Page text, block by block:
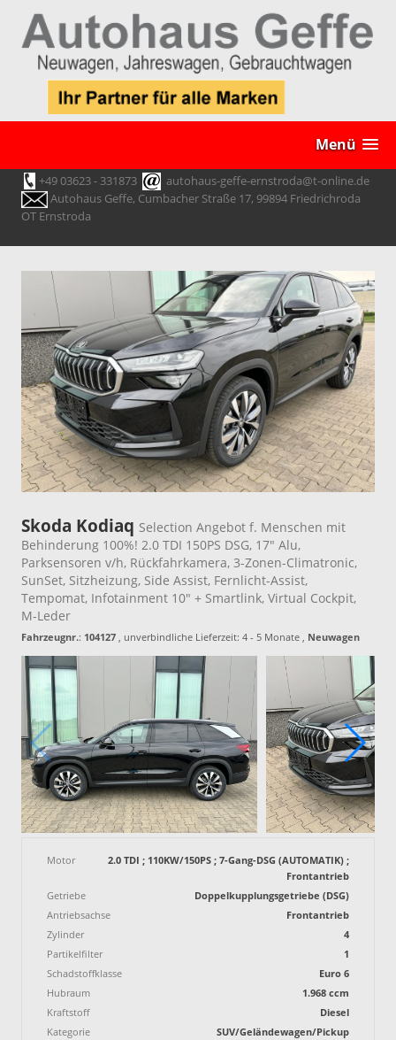
Menü
+49 03623 - 331873
autohaus-geffe-ernstroda@t-online.de
Autohaus Geffe, Cumbacher Straße 17, 99894 Friedrichroda
OT Ernstroda
Skoda Kodiaq Selection Angebot f. Menschen mit
Behinderung 100%! 2.0 TDI 150PS DSG, 17" Alu,
Parksensoren v/h, Rückfahrkamera, 3-Zonen-Climatronic,
SunSet, Sitzheizung, Side Assist, Fernlicht-Assist,
Tempomat, Infotainment 10" + Smartlink, Virtual Cockpit,
M-Leder
Fahrzeugnr.: 104127 , unverbindliche Lieferzeit: 4 - 5 Monate , Neuwagen
Motor
2.0 TDI ; 110KW/150PS ; 7-Gang-DSG (AUTOMATIK) ;
Frontantrieb
Getriebe
Doppelkupplungsgetriebe (DSG)
Antriebsachse
Frontantrieb
Zylinder
4
Partikelfilter
1
Schadstoffklasse
Euro 6
Hubraum
1.968 ccm
Kraftstoff
Diesel
Kategorie
SUV/Geländewagen/Pickup